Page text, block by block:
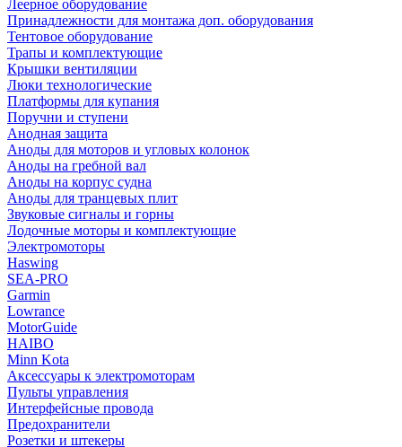
Леерное оборудование
Принадлежности для монтажа доп. оборудования
Тентовое оборудование
Трапы и комплектующие
Крышки вентиляции
Люки технологические
Платформы для купания
Поручни и ступени
Анодная защита
Аноды для моторов и угловых колонок
Аноды на гребной вал
Аноды на корпус судна
Аноды для транцевых плит
Звуковые сигналы и горны
Лодочные моторы и комплектующие
Электромоторы
Haswing
SEA-PRO
Garmin
Lowrance
MotorGuide
HAIBO
Minn Kota
Аксессуары к электромоторам
Пульты управления
Интерфейсные провода
Предохранители
Розетки и штекеры